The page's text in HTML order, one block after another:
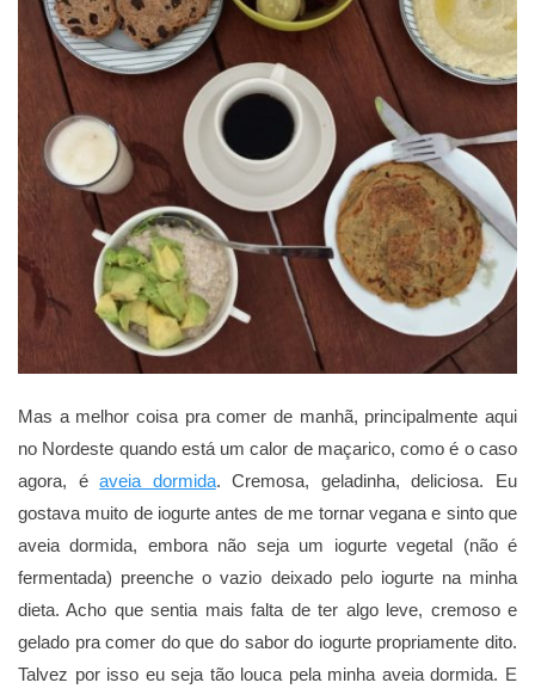
Mas a melhor coisa pra comer de manhã, principalmente aqui
no Nordeste quando está um calor de maçarico, como é o caso
agora, éaveia dormida. Cremosa, geladinha, deliciosa. Eu
gostava muito de iogurte antes de me tornar vegana e sinto que
aveia dormida, embora não seja um iogurte vegetal (não é
fermentada) preenche o vazio deixado pelo iogurte na minha
dieta. Acho que sentia mais falta de ter algo leve, cremoso e
gelado pra comer do que do sabor do iogurte propriamente dito.
Talvez por isso eu seja tão louca pela minha aveia dormida. E